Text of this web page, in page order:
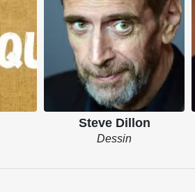
Steve Dillon
Dessin